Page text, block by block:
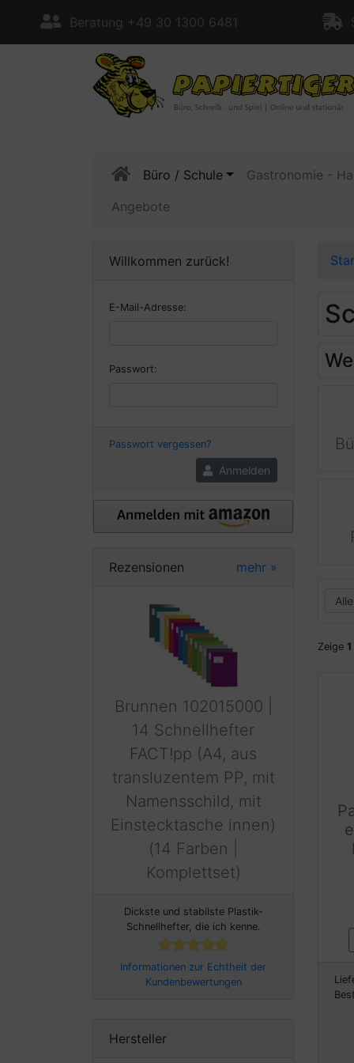
Beratung +49 30 1300 6481
Büro / Schule
Gastronomie -
Angebote
Willkommen zurück!
E-Mail-Adresse:
Passwort:
Passwort vergessen?
Anmelden
Rezensionen mehr »
Brunnen 102015000 |
14 Schnellhefter
FACT!pp (A4, aus
transluzentem PP, mit
Namensschild, mit
Einstecktasche innen)
(14 Farben |
Komplettset)
Dickste und stabilste Plastik-
Schnellhefter, die ich kenne.
Informationen zur Echtheit der
Kundenbewertungen
Hersteller
Zeige 1